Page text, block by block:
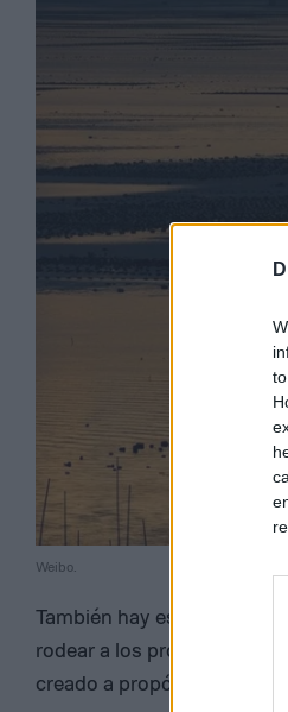
Weibo.
También hay espacio para
rodear a los protagonistas,
creado a propósito